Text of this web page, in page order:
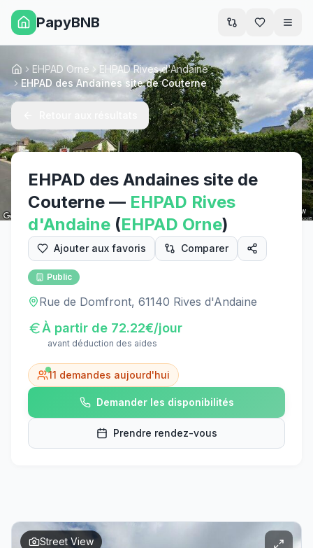
PapyBNB
Street View
AccueilEHPAD Orne
EHPAD Rives d'Andaine
EHPAD des Andaines site de Couterne
EHPAD des Andaines site de
Couterne — EHPAD Rives
d'Andaine (EHPAD Orne)
Ajouter aux favoris Comparer
Public
Rue de Domfront, 61140 Rives d'Andaine
À partir de 72.22€/jour
avant déduction des aides
11 demandes aujourd'hui
Demander les disponibilités
Prendre rendez-vous
Street View